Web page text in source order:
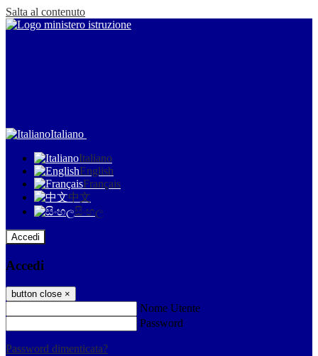
Salta al contenuto
Italiano
Italiano
English
Français
中文
සිංහල
Accedi
Accedi
button close ×
Nome Utente
Password
Password dimenticata?